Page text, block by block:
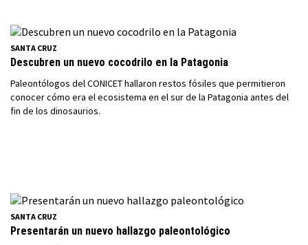
SANTA CRUZ
Descubren un nuevo cocodrilo en la Patagonia
Paleontólogos del CONICET hallaron restos fósiles que permitieron
conocer cómo era el ecosistema en el sur de la Patagonia antes del
fin de los dinosaurios.
SANTA CRUZ
Presentarán un nuevo hallazgo paleontológico